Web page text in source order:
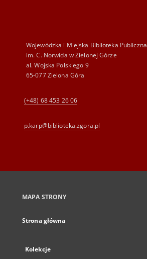
Wojewódzka i Miejska Biblioteka Publiczna
im. C. Norwida w Zielonej Górze
al. Wojska Polskiego 9
65-077 Zielona Góra
(+48) 68 453 26 06
p.karp@biblioteka.zgora.pl
MAPA STRONY
Strona główna
Kolekcje